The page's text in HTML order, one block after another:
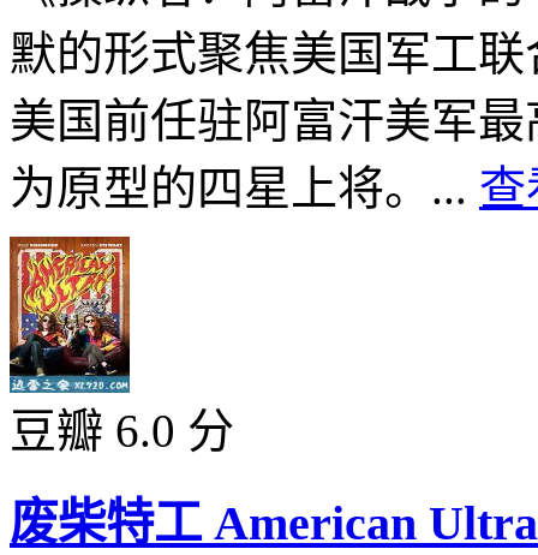
默的形式聚焦美国军工
美国前任驻阿富汗美军
为原型的四星上将。... 查
豆瓣 6.0 分
废柴特工 American